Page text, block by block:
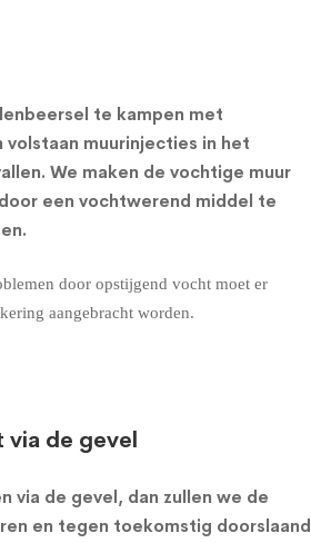
te kampen met
volstaan muurinjecties in het
We maken de vochtige muur
een vochtwerend middel te
door opstijgend vocht moet er
aangebracht worden.
via de gevel
via de gevel, dan zullen we de
en tegen toekomstig doorslaand